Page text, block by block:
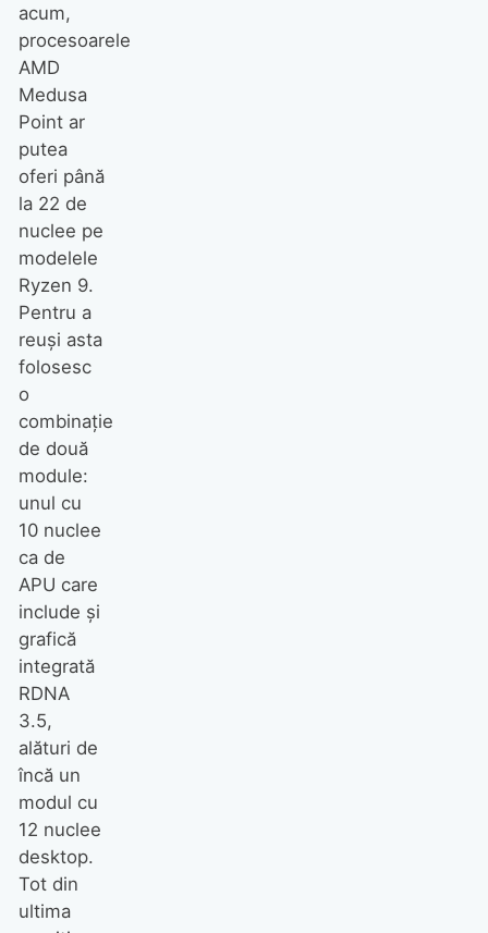
acum,
procesoarele
AMD
Medusa
Point ar
putea
oferi până
la 22 de
nuclee pe
modelele
Ryzen 9.
Pentru a
reuși asta
folosesc
o
combinație
de două
module:
unul cu
10 nuclee
ca de
APU care
include și
grafică
integrată
RDNA
3.5,
alături de
încă un
modul cu
12 nuclee
desktop.
Tot din
ultima